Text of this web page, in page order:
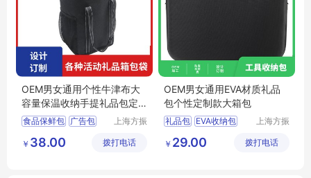
OEM男女通用个性牛津布大
容量保温收纳手提礼品包定
制款
食品保鲜包 广告包
上海方振
有限公司
￥ 38.00 拨打电话
OEM男女通用EVA材质礼品
包个性定制款大箱包
礼品包 EVA收纳包
上海方振
有限公司
￥ 29.00 拨打电话